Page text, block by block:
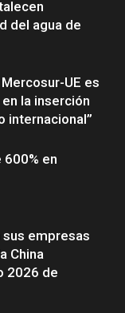
del agua de
UE es
la inserción
internacional”
en
sus empresas
China
2026 de